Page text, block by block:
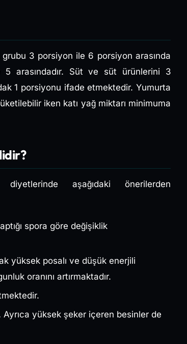
3 porsiyon ile 6 porsiyon arasında
5 arasındadır. Süt ve süt ürünlerini 3
1 porsiyonu ifade etmektedir. Yumurta
iken katı yağ miktarı minimuma
diyetlerinde aşağıdaki önerilerden
spora göre değişiklik
yüksek posalı ve düşük enerjili
oranını artırmaktadır.
yüksek şeker içeren besinler de